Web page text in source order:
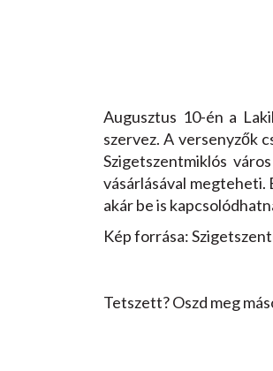
Augusztus 10-én a
szervez. A versenyzők
Szigetszentmiklós
vásárlásával
akár be is
Kép forrása:
Tetszett? Oszd meg